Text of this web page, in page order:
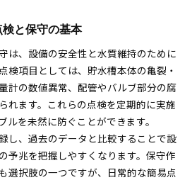
と保守の基本
は、設備の安全性と水質維持のために
検項目としては、貯水槽本体の亀裂・
計の数値異常、配管やバルブ部分の腐
れます。これらの点検を定期的に実施
ルを未然に防ぐことができます。
し、過去のデータと比較することで設
予兆を把握しやすくなります。保守作
選択肢の一つですが、日常的な簡易点